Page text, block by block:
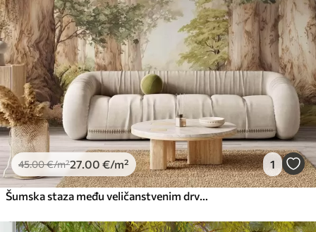
Premium
56 .67 34.00€/m²
Premium vinil
66.6740.00 €/m²
Peel and Stick
81.67 49 .00€/m²
45.00€/m²27 .00 €/m² 1